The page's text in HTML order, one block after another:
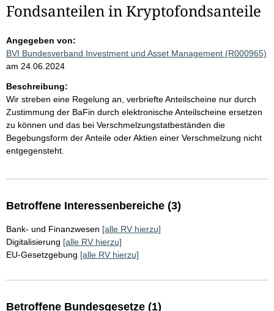
Fondsanteilen in Kryptofondsanteile
Angegeben von:
BVI Bundesverband Investment und Asset Management (R000965)
am 24.06.2024
Beschreibung:
Wir streben eine Regelung an, verbriefte Anteilscheine nur durch
Zustimmung der BaFin durch elektronische Anteilscheine ersetzen
zu können und das bei Verschmelzungstatbeständen die
Begebungsform der Anteile oder Aktien einer Verschmelzung nicht
entgegensteht.
Betroffene Interessenbereiche (3)
Bank- und Finanzwesen [alle RV hierzu]
Digitalisierung [alle RV hierzu]
EU-Gesetzgebung [alle RV hierzu]
Betroffene Bundesgesetze (1)